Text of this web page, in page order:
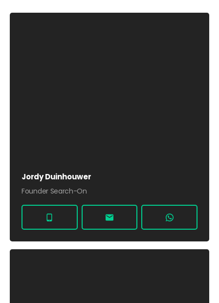
Jordy Duinhouwer
Founder Search-On